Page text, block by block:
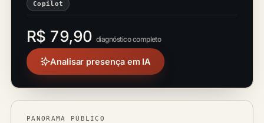
Copilot
R$ 79,90 diagnóstico completo
Analisar presença em IA
PANORAMA PÚBLICO